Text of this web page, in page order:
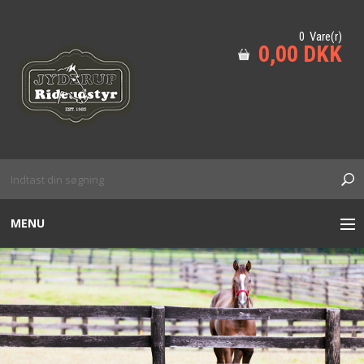
0 Vare(r)
0,00 DKK
MENU
TIL HESTEN
HUND
KÆPHEST M.M
SIKKERHED